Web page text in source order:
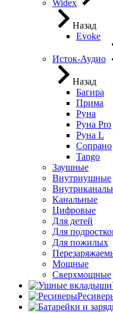
Widex
Назад
Evoke
Исток-Аудио
Назад
Багира
Прима
Руна
Руна Pro
Руна L
Сопрано
Tango
Заушные
Внутриушные
Канальные
Цифровые
Для детей
Для
Для пожилых
Мощные
Сверхмощные